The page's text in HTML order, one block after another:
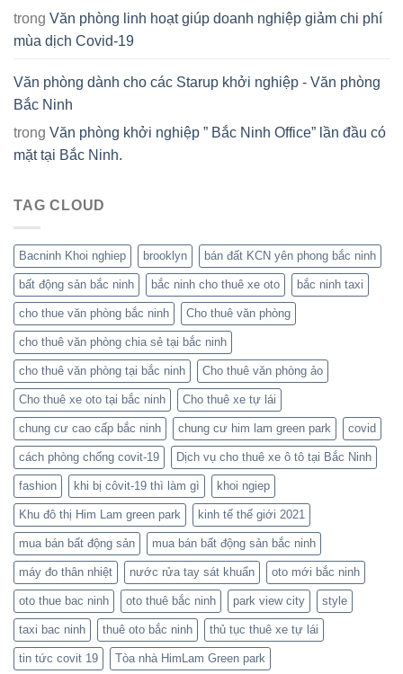
trong Văn phòng linh hoạt giúp doanh nghiệp giảm chi phí
mùa dịch Covid-19
Văn phòng dành cho các Starup khởi nghiệp - Văn phòng
Bắc Ninh
trong Văn phòng khởi nghiệp ” Bắc Ninh Office” lần đầu có
mặt tại Bắc Ninh.
TAG CLOUD
Bacninh Khoi nghiep brooklyn bán đất KCN yên phong bắc ninh
bất động sản bắc ninh bắc ninh cho thuê xe oto bắc ninh taxi
cho thue văn phòng bắc ninh Cho thuê văn phòng
cho thuê văn phòng chia sẻ tại bắc ninh
cho thuê văn phòng tại bắc ninh Cho thuê văn phòng ảo
Cho thuê xe oto tại bắc ninh Cho thuê xe tự lái
chung cư cao cấp bắc ninh chung cư him lam green park covid
cách phòng chống covit-19 Dịch vụ cho thuê xe ô tô tại Bắc Ninh
fashion khi bị côvit-19 thì làm gì khoi ngiep
Khu đô thị Him Lam green park kinh tế thế giới 2021
mua bán bất động sản mua bán bất động sản bắc ninh
máy đo thân nhiệt nước rửa tay sát khuẩn oto mới bắc ninh
oto thue bac ninh oto thuê bắc ninh park view city style
taxi bac ninh thuê oto bắc ninh thủ tục thuê xe tự lái
tin tức covit 19 Tòa nhà HimLam Green park